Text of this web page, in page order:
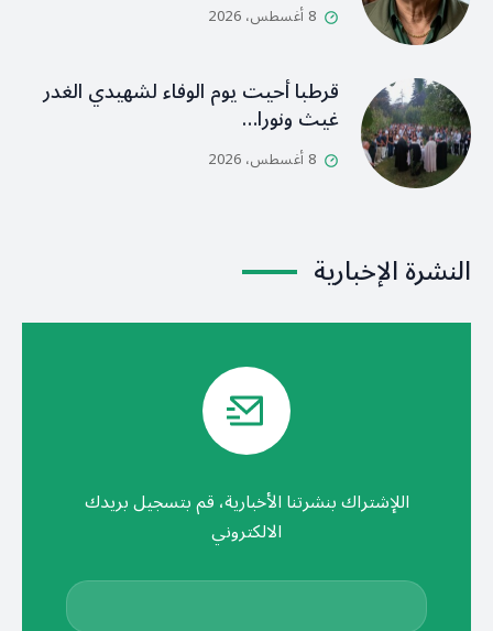
8 أغسطس، 2026
قرطبا أحيت يوم الوفاء لشهيدي الغدر
غيث ونورا…
8 أغسطس، 2026
النشرة الإخبارية
اللإشتراك بنشرتنا الأخبارية، قم بتسجيل بريدك
الالكتروني